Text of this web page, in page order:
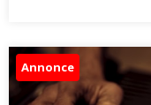
Annonce